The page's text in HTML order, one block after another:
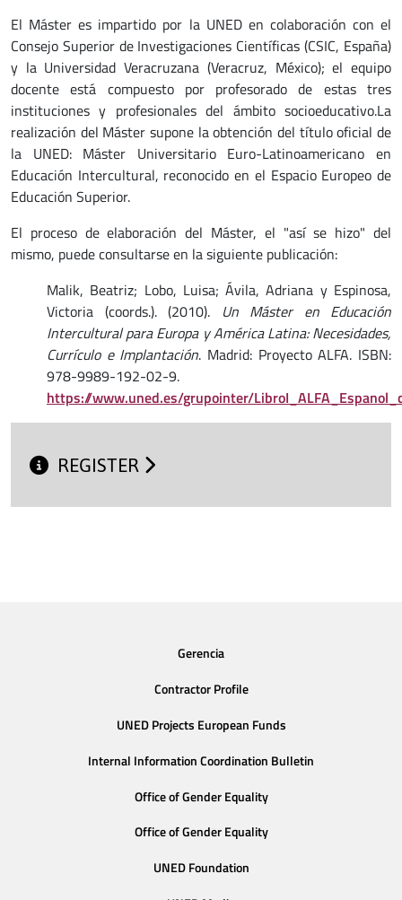
El Máster es impartido por la UNED en colaboración con el
Consejo Superior de Investigaciones Científicas (CSIC, España)
y la Universidad Veracruzana (Veracruz, México); el equipo
docente está compuesto por profesorado de estas tres
instituciones y profesionales del ámbito socioeducativo.La
realización del Máster supone la obtención del título oficial de
la UNED: Máster Universitario Euro-Latinoamericano en
Educación Intercultural, reconocido en el Espacio Europeo de
Educación Superior.
El proceso de elaboración del Máster, el "así se hizo" del
mismo, puede consultarse en la siguiente publicación:
Malik, Beatriz; Lobo, Luisa; Ávila, Adriana y Espinosa,
Victoria (coords.). (2010).
Un Máster en Educación
Intercultural para Europa y América Latina: Necesidades,
Currículo e Implantación. Madrid: Proyecto ALFA. ISBN:
978-9989-192-02-9.
https://www.uned.es/grupointer/
REGISTER
Gerencia
Contractor Profile
UNED Projects European Funds
Internal Information Coordination Bulletin
Office of Gender Equality
Office of Gender Equality
UNED Foundation